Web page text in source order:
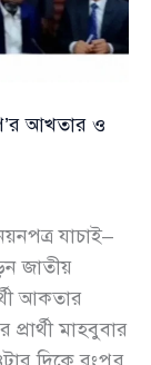
আখতার ও
যাচাই–
জাতীয়
আকতার
মাহবুবার